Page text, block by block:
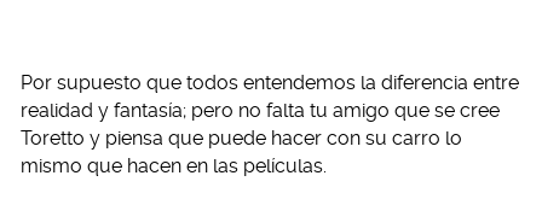
Por supuesto que todos entendemos la diferencia entre
realidad y fantasía; pero no falta tu amigo que se cree
Toretto y piensa que puede hacer con su carro lo
mismo que hacen en las películas.